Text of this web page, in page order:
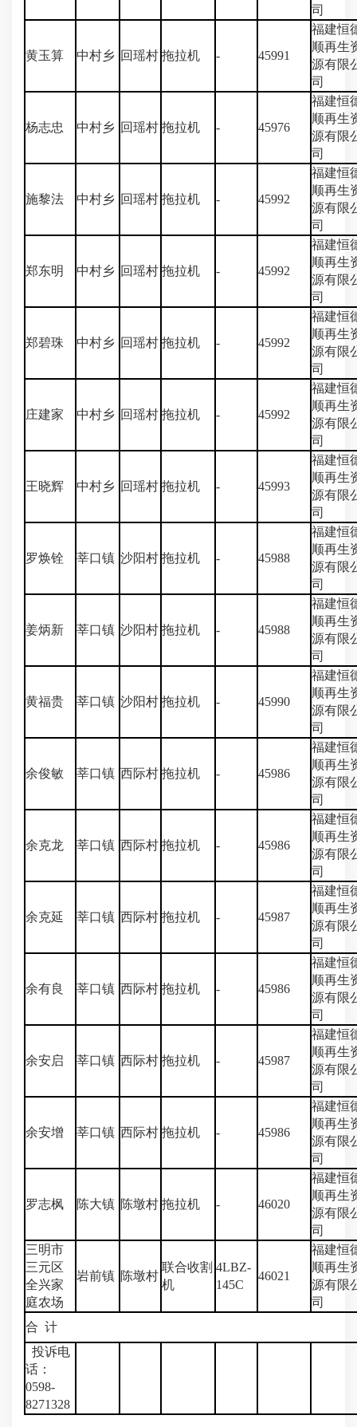
司
黄玉算 中村乡 回瑶村 拖拉机 - 45991
福建恒
顺再生
源有限
司
杨志忠 中村乡 回瑶村 拖拉机 - 45976
福建恒
顺再生
源有限
司
施黎法 中村乡 回瑶村 拖拉机 - 45992
福建恒
顺再生
源有限
司
郑东明 中村乡 回瑶村 拖拉机 - 45992
福建恒
顺再生
源有限
司
郑碧珠 中村乡 回瑶村 拖拉机 - 45992
福建恒
顺再生
源有限
司
庄建家 中村乡 回瑶村 拖拉机 - 45992
福建恒
顺再生
源有限
司
王晓辉 中村乡 回瑶村 拖拉机 - 45993
福建恒
顺再生
源有限
司
罗焕铨 莘口镇 沙阳村 拖拉机 - 45988
福建恒
顺再生
源有限
司
姜炳新 莘口镇 沙阳村 拖拉机 - 45988
福建恒
顺再生
源有限
司
黄福贵 莘口镇 沙阳村 拖拉机 - 45990
福建恒
顺再生
源有限
司
余俊敏 莘口镇 西际村 拖拉机 - 45986
福建恒
顺再生
源有限
司
余克龙 莘口镇 西际村 拖拉机 - 45986
福建恒
顺再生
源有限
司
余克延 莘口镇 西际村 拖拉机 - 45987
福建恒
顺再生
源有限
司
余有良 莘口镇 西际村 拖拉机 - 45986
福建恒
顺再生
源有限
司
余安启 莘口镇 西际村 拖拉机 - 45987
福建恒
顺再生
源有限
司
余安增 莘口镇 西际村 拖拉机 - 45986
福建恒
顺再生
源有限
司
罗志枫 陈大镇 陈墩村 拖拉机 - 46020
福建恒
顺再生
源有限
司
三明市
三元区
全兴家
庭农场
岩前镇 陈墩村
联合收割
机
4LBZ-
145C
46021
福建恒
顺再生
源有限
司
合 计
投诉电
话：
0598-
8271328